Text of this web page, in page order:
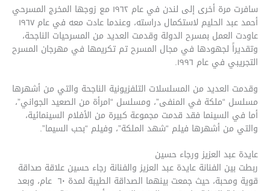
سافرت مرة أخرى إلى لندن في عام ١٩٦٢ مع زوجها المخرج المسرحي
أحمد عبد الحليم لاستكمال دراسته، وعندما عادت معه في عام ١٩٦٧
عاودت العمل بمسرح الدولة وقدمت العديد من المسرحيات الناجحة،
وتقديراً لجهودها في مجال المسرح تم تكريمها في مهرجان المسرح
التجريبي في عام ١٩٩٦.
وقدمت العديد من المسلسلات التلفزيونية الناجحة والتي من أشهرها
مسلسل “ملكة في المنفى”، ومسلسل “امرأة من الصعيد الجواني”،
أما في السينما فقد قدمت مجموعة كبيرة من الأفلام السينمائية،
والتي من أشهرها فيلم “شهد الملكة”، وفيلم “بحب السيما”.
عايدة عبد العزيز ورجاء حسين
ربطت بين الفنانة عايدة عبد العزيز والفنانة رجاء حسين علاقة صداقة
قوية ومحبة، حيث جمعت بينهما الصداقة الطيبة لمدة ٦٠ عام، وبعد